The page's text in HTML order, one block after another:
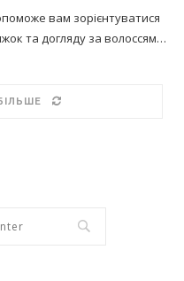
вам зорієнтуватися
та догляду за волоссям…